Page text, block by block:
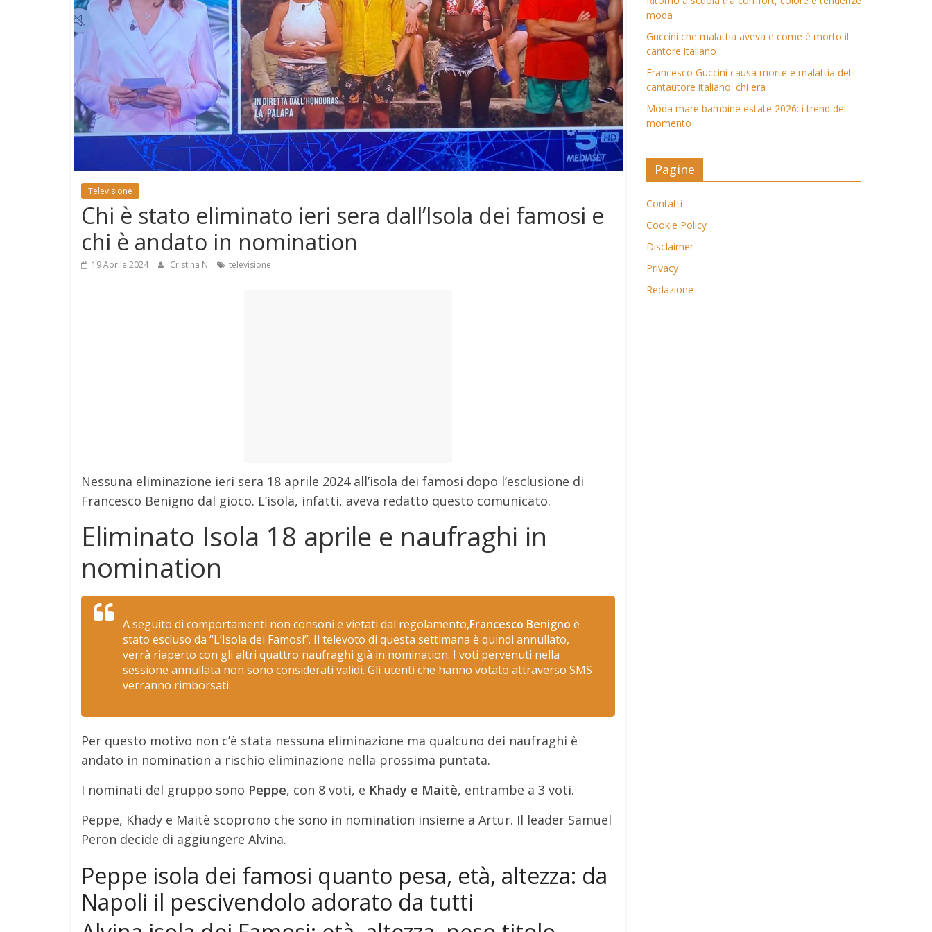
e
Mondo
Televisione
Chi è stato eliminato ieri sera dall’Isola dei famosi e
chi è andato in nomination
19 Aprile 2024 Cristina N televisione
Nessuna eliminazione ieri sera 18 aprile 2024 all’isola dei famosi dopo l’esclusione di
Francesco Benigno dal gioco. L’isola, infatti, aveva redatto questo comunicato.
Eliminato Isola 18 aprile e naufraghi in
nomination
A seguito di comportamenti non consoni e vietati dal regolamento,Francesco Benigno è
stato escluso da “L’Isola dei Famosi”. Il televoto di questa settimana è quindi annullato,
verrà riaperto con gli altri quattro naufraghi già in nomination. I voti pervenuti nella
sessione annullata non sono considerati validi. Gli utenti che hanno votato attraverso SMS
verranno rimborsati.
Per questo motivo non c’è stata nessuna eliminazione ma qualcuno dei naufraghi è
andato in nomination a rischio eliminazione nella prossima puntata.
I nominati del gruppo sono Peppe, con 8 voti, e Khady e Maitè, entrambe a 3 voti.
Peppe, Khady e Maitè scoprono che sono in nomination insieme a Artur. Il leader Samuel
Peron decide di aggiungere Alvina.
Peppe isola dei famosi quanto pesa, età, altezza: da
Napoli il pescivendolo adorato da tutti
moda
Guccini che malattia aveva e come è morto il
cantore italiano
Francesco Guccini causa morte e malattia del
cantautore italiano: chi era
Moda mare bambine estate 2026: i trend del
momento
Pagine
Contatti
Cookie Policy
Disclaimer
Privacy
Redazione